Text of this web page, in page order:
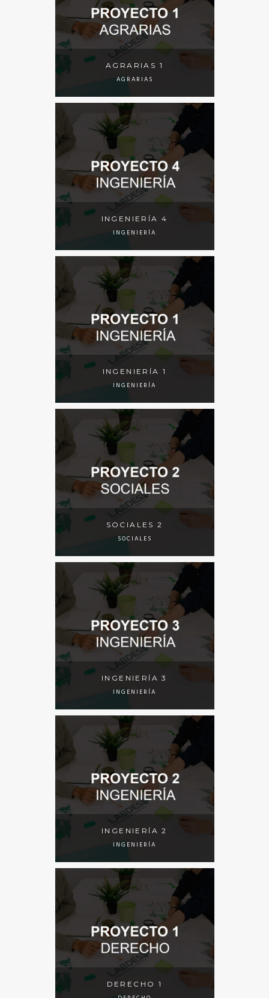
AGRARIAS 1
AGRARIAS
INGENIERÍA 4
INGENIERÍA
INGENIERÍA 1
INGENIERÍA
SOCIALES 2
SOCIALES
INGENIERÍA 3
INGENIERÍA
INGENIERÍA 2
INGENIERÍA
DERECHO 1